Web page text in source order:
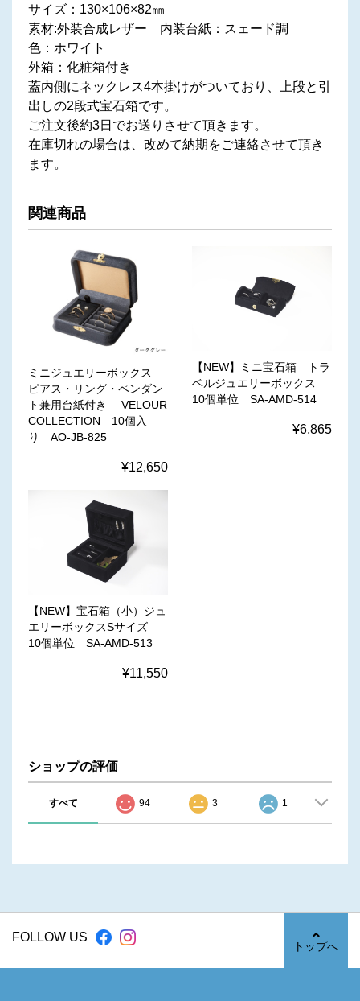
サイズ：130×106×82㎜
素材:外装合成レザー 内装台紙：スェード調
色：ホワイト
外箱：化粧箱付き
蓋内側にネックレス4本掛けがついており、上段と引
出しの2段式宝石箱です。
ご注文後約3日でお送りさせて頂きます。
在庫切れの場合は、改めて納期をご連絡させて頂き
ます。
関連商品
ミニジュエリーボックス
ピアス・リング・ペンダン
ト兼用台紙付き VELOUR
COLLECTION 10個入
り AO-JB-825
¥12,650
【NEW】ミニ宝石箱 トラ
ベルジュエリーボックス
10個単位 SA-AMD-514
¥6,865
【NEW】宝石箱（小）ジュ
エリーボックスSサイズ
10個単位 SA-AMD-513
¥11,550
ショップの評価
すべて 94 3 1
FOLLOW US
トップへ